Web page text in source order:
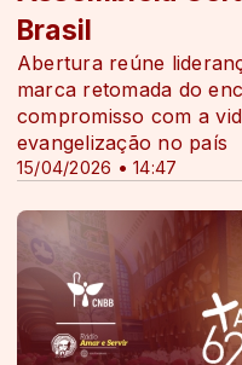
15/04/2026 • 14:47
Brasil
Abertura reúne
marca retomada do
compromisso com a
evangelização no país